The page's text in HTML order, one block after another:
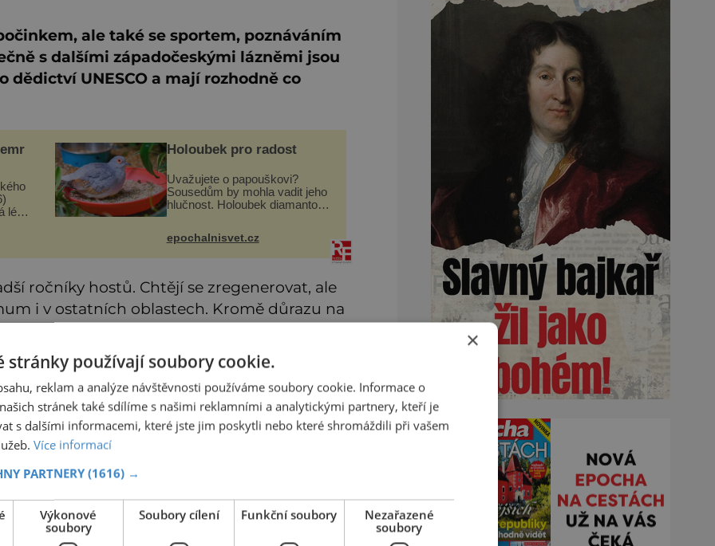
ale také se sportem, poznáváním
s dalšími západočeskými lázněmi jsou
UNESCO a mají rozhodně co
léta
Holoubek pro radost
Uvažujete o papouškovi?
Sousedům by mohla vadit jeho
hlučnost. Holoubek diamantový
komunikuje téměř
roztomilý a hodí se i pro
chovatele začátečníky. Jedná
epochalnisvet.cz
ročníky hostů. Chtějí se zregenerovat, ale
i v ostatních oblastech. Kromě důrazu na
dopoledne, vyhledávají kulturu,
×
stránky používají soubory cookie.
reklam a analýze návštěvnosti používáme soubory cookie. Informace o
stránek také sdílíme s našimi reklamními a analytickými partnery, kteří je
s dalšími informacemi, které jste jim poskytli nebo které shromáždili při vašem
Více informací
PARTNERY (1616) →
Výkonové
soubory
Soubory cílení Funkční soubory
Nezařazené
soubory